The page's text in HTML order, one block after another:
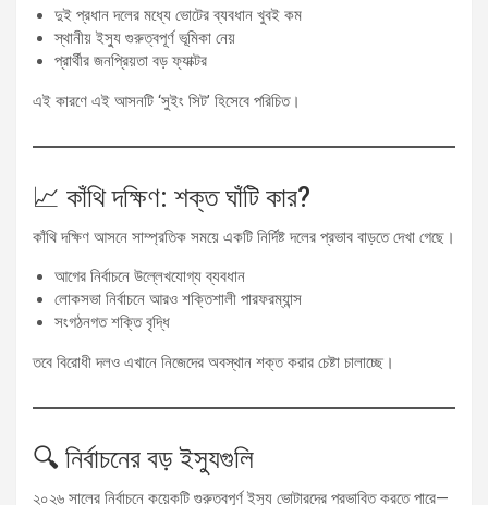
দুই প্রধান দলের মধ্যে ভোটের ব্যবধান খুবই কম
স্থানীয় ইস্যু গুরুত্বপূর্ণ ভূমিকা নেয়
প্রার্থীর জনপ্রিয়তা বড় ফ্যাক্টর
এই কারণে এই আসনটি ‘সুইং সিট’ হিসেবে পরিচিত।
📈 কাঁথি দক্ষিণ: শক্ত ঘাঁটি কার?
কাঁথি দক্ষিণ আসনে সাম্প্রতিক সময়ে একটি নির্দিষ্ট দলের প্রভাব বাড়তে দেখা গেছে।
আগের নির্বাচনে উল্লেখযোগ্য ব্যবধান
লোকসভা নির্বাচনে আরও শক্তিশালী পারফরম্যান্স
সংগঠনগত শক্তি বৃদ্ধি
তবে বিরোধী দলও এখানে নিজেদের অবস্থান শক্ত করার চেষ্টা চালাচ্ছে।
🔍 নির্বাচনের বড় ইস্যুগুলি
২০২৬ সালের নির্বাচনে কয়েকটি গুরুত্বপূর্ণ ইস্যু ভোটারদের প্রভাবিত করতে পারে—